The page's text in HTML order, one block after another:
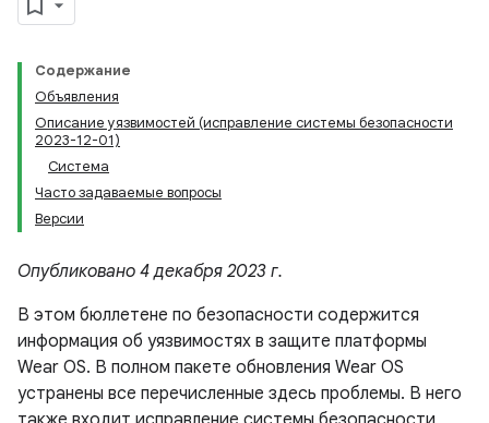
Содержание
Объявления
Описание уязвимостей (исправление системы безопасности
2023-12-01)
Система
Часто задаваемые вопросы
Версии
Опубликовано 4 декабря 2023 г.
В этом бюллетене по безопасности содержится
информация об уязвимостях в защите платформы
Wear OS. В полном пакете обновления Wear OS
устранены все перечисленные здесь проблемы. В него